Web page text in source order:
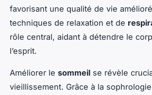
favorisant une qualité de vie
techniques de relaxation et de
rôle central, aidant à détendre le
l’esprit.
Améliorer le sommeil se révèle
vieillissement. Grâce à la